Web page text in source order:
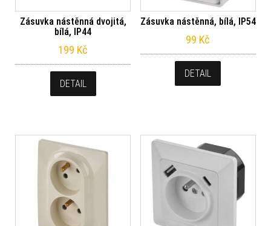
Zásuvka nástěnná dvojitá,
bílá, IP44
199 Kč
DETAIL
Zásuvka nástěnná, bílá, IP54
99 Kč
DETAIL